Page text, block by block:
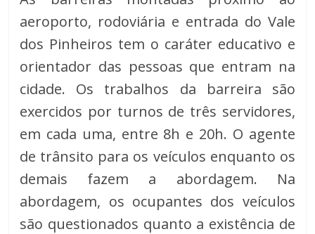
aeroporto, rodoviária e entrada do Vale
dos Pinheiros tem o caráter educativo e
orientador das pessoas que entram na
cidade. Os trabalhos da barreira são
exercidos por turnos de três servidores,
em cada uma, entre 8h e 20h. O agente
de trânsito para os veículos enquanto os
demais fazem a abordagem. Na
abordagem, os ocupantes dos veículos
são questionados quanto a existência de